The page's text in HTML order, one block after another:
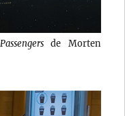
Passengers de Morten